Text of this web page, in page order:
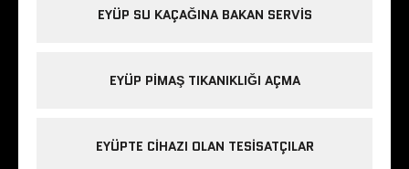
EYÜP SU KAÇAĞINA BAKAN SERVIS
EYÜP PIMAŞ TIKANIKLIĞI AÇMA
EYÜPTE CIHAZI OLAN TESISATÇILAR